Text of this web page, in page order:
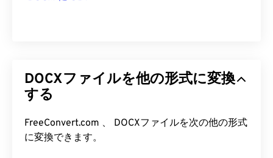
DOCXファイルを他の形式に変換
する
FreeConvert.com 、 DOCXファイルを次の他の形式
に変換できます。